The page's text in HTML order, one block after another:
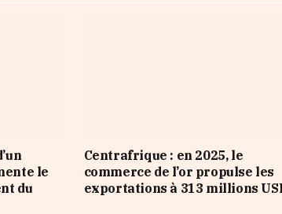
le
du
Centrafrique : en 2025, le
commerce de l’or propulse les
exportations à 313 millions